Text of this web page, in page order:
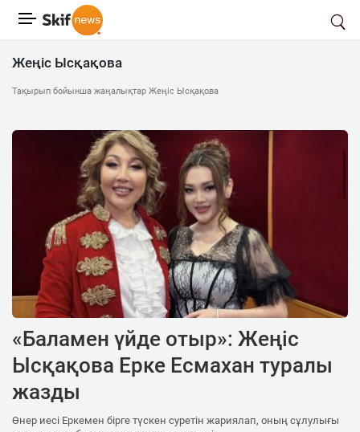
Жеңіс Ысқақова
Тақырып бойынша жаңалықтар Жеңіс Ысқақова
«Баламен үйде отыр»: Жеңіс
Ысқақова Ерке Есмахан туралы
жазды
Өнер иесі Еркемен бірге түскен суретін жариялап, оның сұлулығы